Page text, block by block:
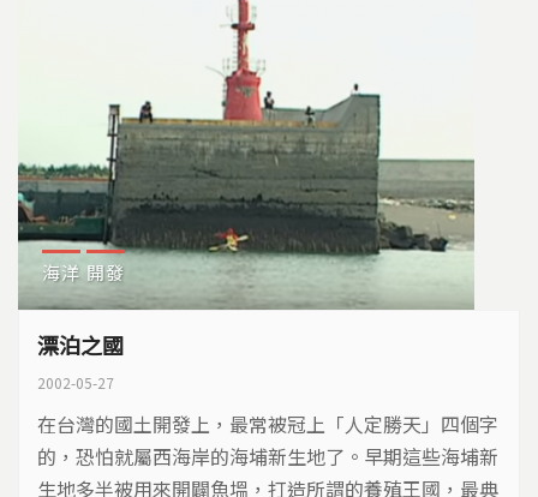
海洋 開發
漂泊之國
2002-05-27
在台灣的國土開發上，最常被冠上「人定勝天」四個字
的，恐怕就屬西海岸的海埔新生地了。早期這些海埔新
生地多半被用來開闢魚塭，打造所謂的養殖王國，最典